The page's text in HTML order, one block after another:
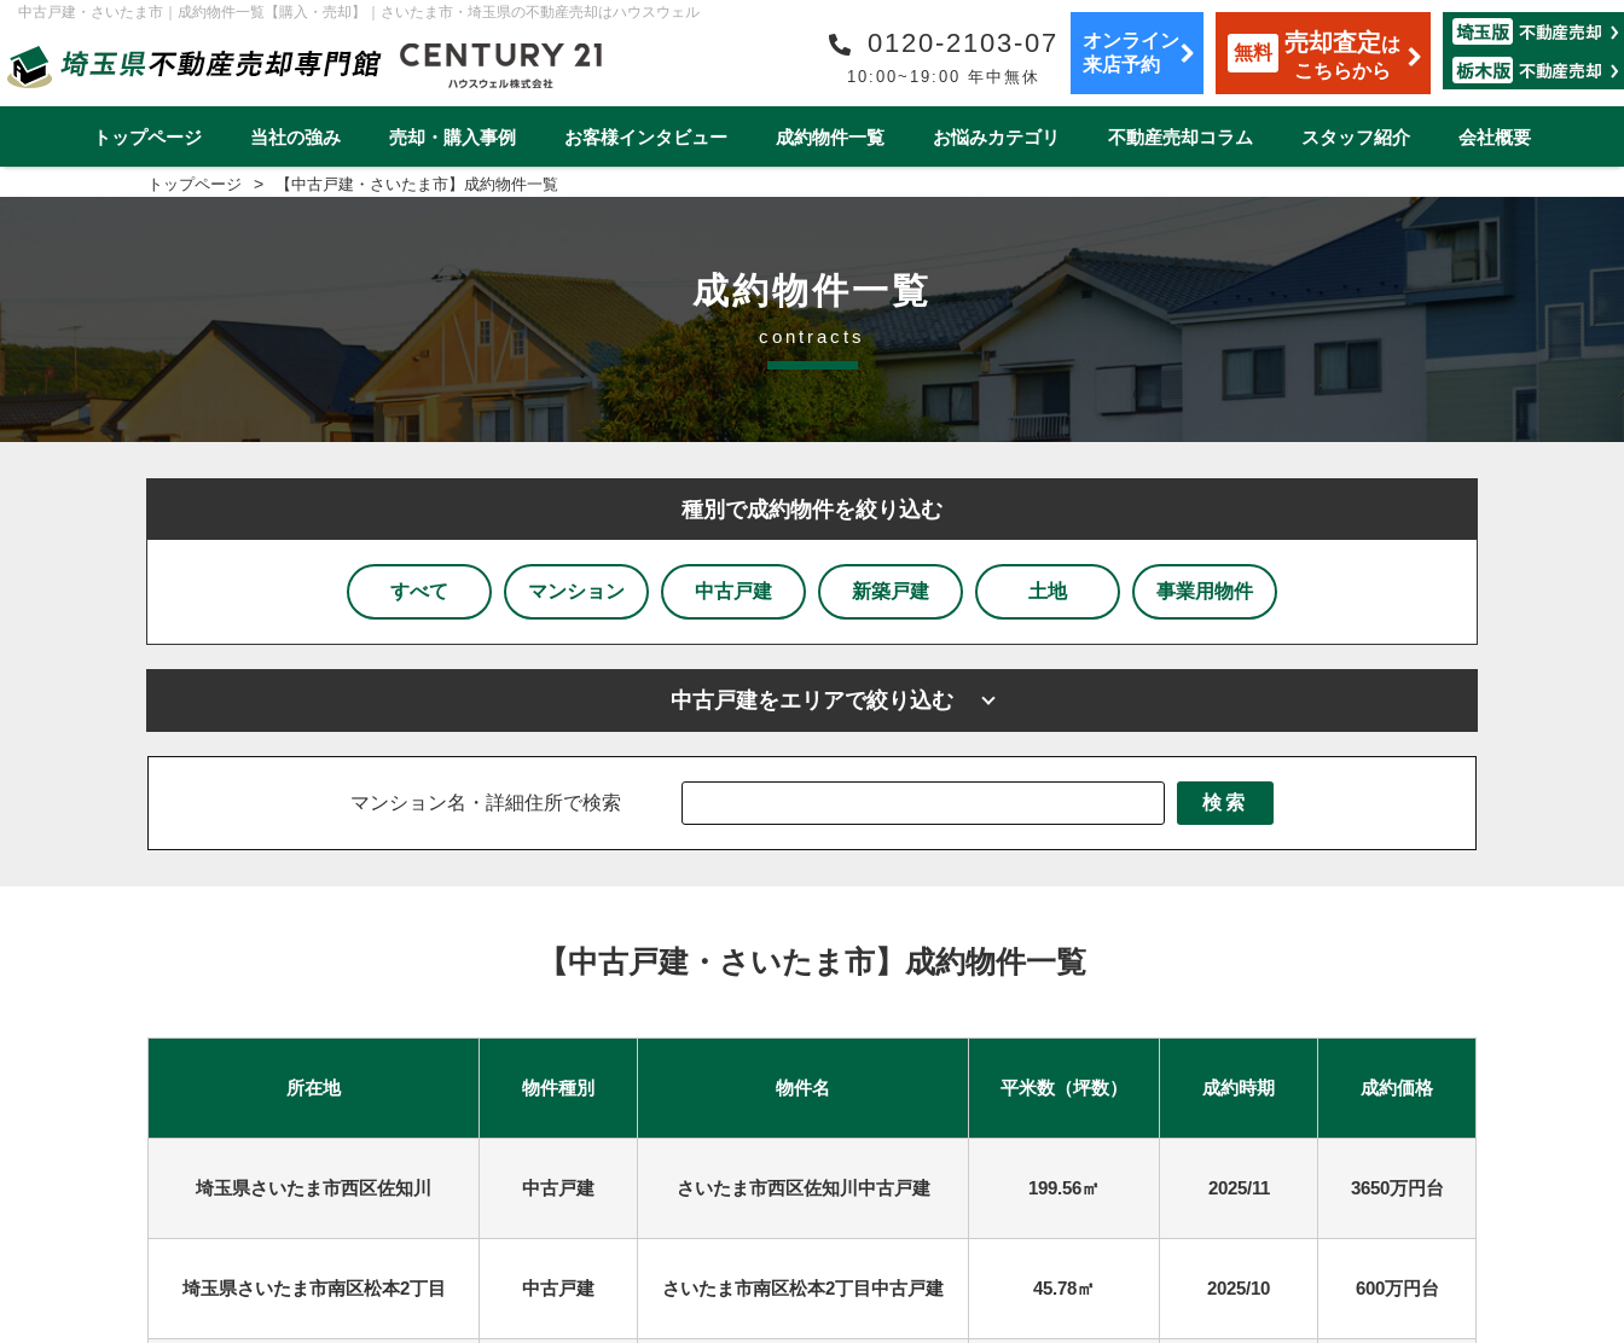
0120-2103-07
10:00~19:00 年中無休
オンライン
来店予約
無料 売却査定は
こちらから
中古戸建・さいたま市｜成約物件一覧【購入・売却】｜さいたま市・埼玉県の不動産売却はハウスウェル
トップページ 当社の強み
売却後も安心のサポート
売却・購入事例
戸建て マンション 土地 一棟アパート 一棟マンション テラスハウス
北本市 熊谷市 久喜市
和光市 新座市 所沢市 狭山市
上里町 日高市 流山市 鶴ヶ島市 北海道
お客様インタビュー 成約物件一覧 お悩みカテゴリ
空き家 割賦販売 転勤（マンション）
転勤（戸建て） 任意売却 1year1coin（ワンイヤーワンコイン） 老後の暮らしをデザイン
不動産売却コラム スタッフ紹介 会社概要
トップページ 【中古戸建・さいたま市】成約物件一覧
成約物件一覧
contracts
種別で成約物件を絞り込む
すべて マンション 中古戸建 新築戸建 土地 事業用物件
中古戸建をエリアで絞り込む
さいたま市 川越市 川口市 上尾市 越谷市 戸田市 ふじみ野市 坂戸市 三芳町 三郷市 八潮市
北本市
和光市 宮代町 川島町 松伏町
マンション名・詳細住所で検索 検索
【中古戸建・さいたま市】成約物件一覧
所在地 物件種別 物件名 平米数（坪数） 成約時期 成約価格
埼玉県さいたま市西区佐知川 中古戸建 さいたま市西区佐知川中古戸建 199.56㎡ 2025/11 3650万円台
埼玉県さいたま市南区松本2丁目 中古戸建 さいたま市南区松本2丁目中古戸建 45.78㎡ 2025/10 600万円台